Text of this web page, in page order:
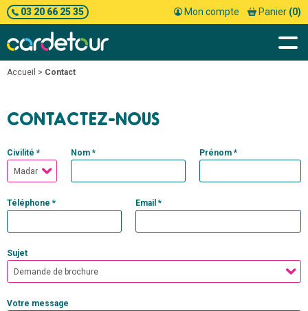
03 20 66 25 35 Mon compte Panier (0)
Accueil > Contact
CONTACTEZ-NOUS
Civilité * Nom * Prénom *
Téléphone * Email *
Sujet
Votre message